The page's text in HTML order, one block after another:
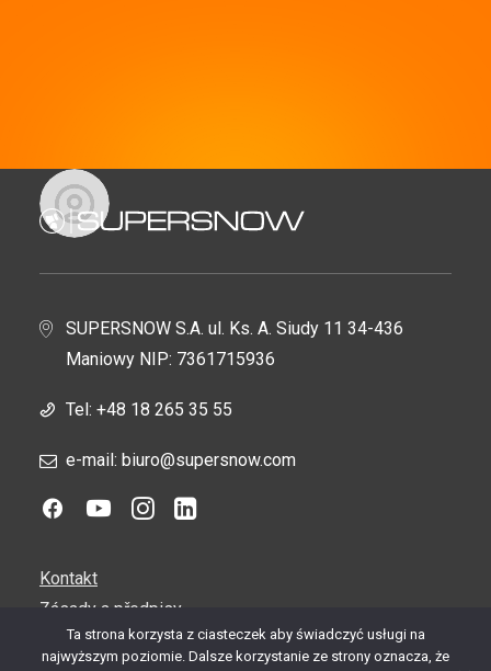
Alois Martynek
SUPERSNOW S.A. ul. Ks. A. Siudy 11 34-436
Maniowy NIP: 7361715936
Tel: +48 18 265 35 55
e-mail: biuro@supersnow.com
Kontakt
Zásady a předpisy
Servis a podpora
Ta strona korzysta z ciasteczek aby świadczyć usługi na
najwyższym poziomie. Dalsze korzystanie ze strony oznacza, że